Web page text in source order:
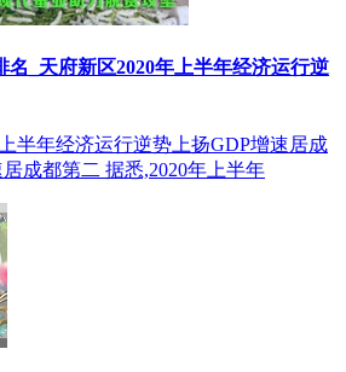
名_天府新区2020年上半年经济运行逆
半年经济运行逆势上扬GDP增速居成
成都第二 据悉,2020年上半年